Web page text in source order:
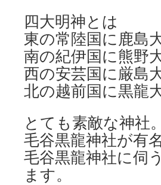
四大明神とは
東の常陸国に鹿島
南の紀伊国に熊野
西の安芸国に厳島
北の越前国に黒龍
とても素敵な神社。
毛谷黒龍神社が有
毛谷黒龍神社に伺
ます。